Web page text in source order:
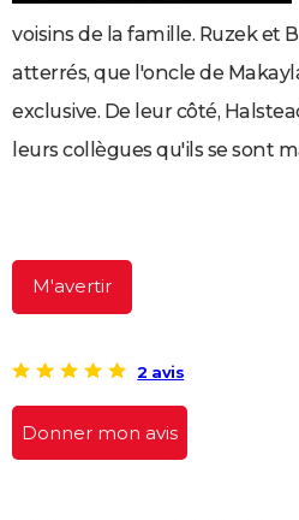
Destinations
City break
Voyage nature
Voyage de noces
Forum
Climat
PHOTO
GUIDES D'ACHAT
Biographies
Expressions
S'inscrire
Se connecter
Lycées
Collèges
Primaires
Universités
Entreprises
Service militaire
Avis de recherche
AVIS DE DÉCÈS
Bricolage
Lifestyle
Culture
Sport
Auto
Television
Voyage
Cinema
voisins de la famille. Ruzek et
atterrés, que l'oncle de
exclusive. De leur côté,
leurs collègues qu'ils se sont
M'avertir
2 avis
Donner mon avis